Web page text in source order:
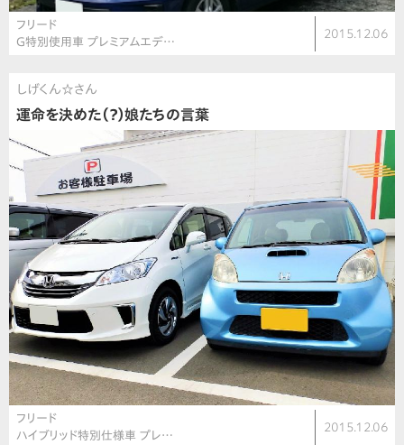
フリード
G特別使用車 プレミアムエデ…
2015.12.06
しげくん☆さん
運命を決めた（？）娘たちの言葉
フリード
ハイブリッド特別仕様車 プレ…
2015.12.06